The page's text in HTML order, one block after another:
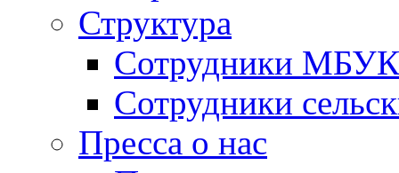
Структура
Сотрудники
Сотрудники
Пресса о нас